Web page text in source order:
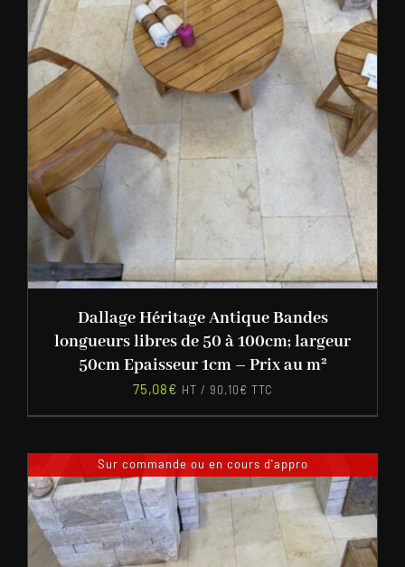
Dallage Héritage Antique Bandes
longueurs libres de 50 à 100cm; largeur
50cm Epaisseur 1cm – Prix au m²
75,08€ HT / 90,10€ TTC
Sur commande ou en cours d'appro